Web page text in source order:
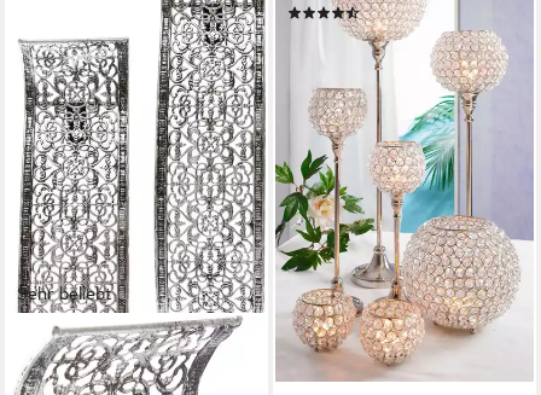
Sehr beliebt
OTTO HOME
Wandkerzenhalter Nandi (Set,
(18)
ab 34,49 € UVP55,90 €
lieferbar - in 5-6 Werktagen bei dir